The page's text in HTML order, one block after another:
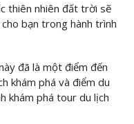
thiên nhiên đất trời sẽ
bạn trong hành trình
đã là một điểm đến
khám phá và điểm du
khám phá tour du lịch